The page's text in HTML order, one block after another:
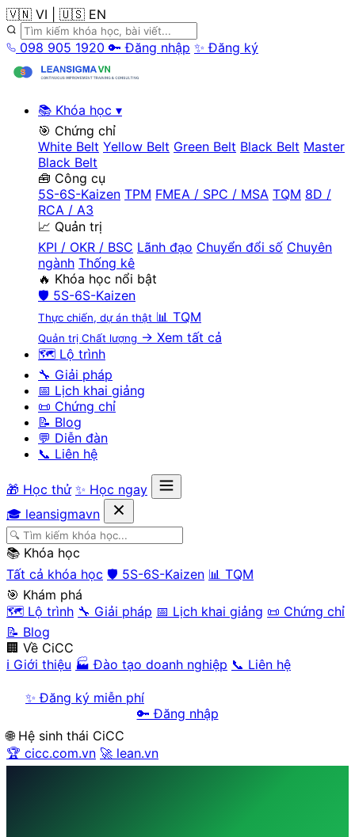
🇻🇳 VI 🇺🇸 EN
098 905 1920 🔑 Đăng nhập ✨ Đăng ký
📚 Khóa học ▾
🎯 Chứng chỉ
White Belt Yellow Belt Green Belt Black Belt Master
Black Belt
🧰 Công cụ
5S-6S-Kaizen TPM FMEA / SPC / MSA TQM 8D /
RCA / A3
📈 Quản trị
KPI / OKR / BSC Lãnh đạo Chuyển đổi số Chuyên
ngành Thống kê
🔥 Khóa học nổi bật
🛡️ 5S-6S-Kaizen
Thực chiến, dự án thật 📊 TQM
Quản trị Chất lượng → Xem tất cả
🗺️ Lộ trình
🔧 Giải pháp
📅 Lịch khai giảng
📜 Chứng chỉ
📝 Blog
💬 Diễn đàn
📞 Liên hệ
🎁 Học thử ✨ Học ngay
🎓 leansigmavn
📚 Khóa học
Tất cả khóa học 🛡️ 5S-6S-Kaizen 📊 TQM
🎯 Khám phá
🗺️ Lộ trình 🔧 Giải pháp 📅 Lịch khai giảng 📜 Chứng chỉ
📝 Blog
🏢 Về CiCC
ℹ️ Giới thiệu 🏭 Đào tạo doanh nghiệp 📞 Liên hệ
✨ Đăng ký miễn phí
🔑 Đăng nhập
🌐 Hệ sinh thái CiCC
🏆 cicc.com.vn 🚀 lean.vn